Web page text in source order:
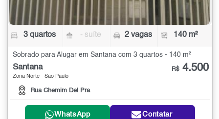
3 quartos - suíte 2 vagas 140 m²
Sobrado para Alugar em Santana com 3 quartos - 140 m²
Santana
Zona Norte - São Paulo
Rua Chemim Del Pra
R$ 4.500
WhatsApp Contatar